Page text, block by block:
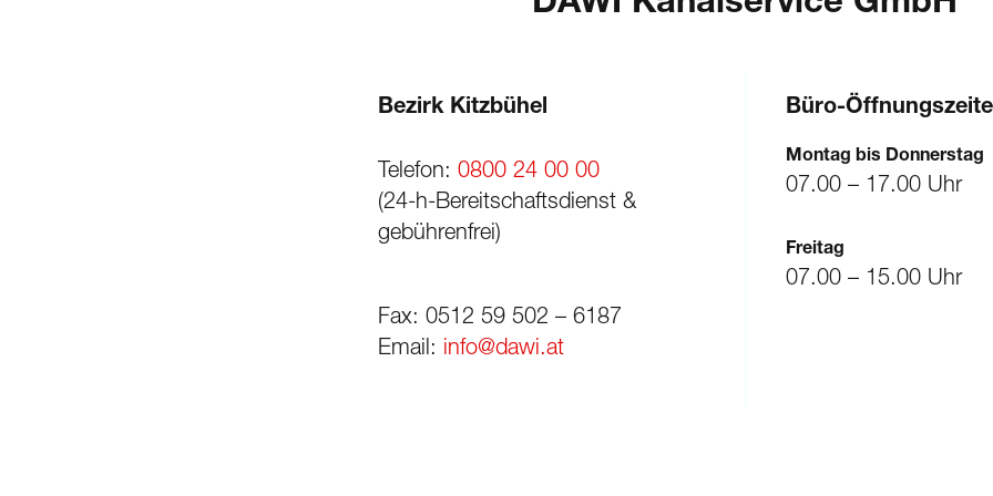
Bezirk Kitzbühel
Telefon: 0800 24 00 00
(24-h-Bereitschaftsdienst &
gebührenfrei)
Fax: 0512 59 502 – 6187
Email: info@dawi.at
Büro-
Montag bis Donnerstag
07.00 – 17.00 Uhr
Freitag
07.00 – 15.00 Uhr